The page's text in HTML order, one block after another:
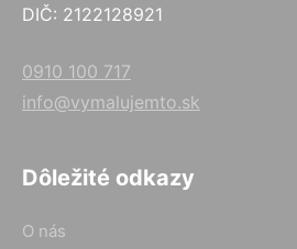
DIČ: 2122128921
0910 100 717
info@vymalujemto.sk
Dôležité odkazy
O nás